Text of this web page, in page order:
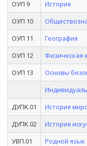
ОУП 9
История
ОУП 10
ОУП 11
География
ОУП 12
Физическая
ОУП 13
Основы
ДУПK.01
История
ДУПK.02
История
УВП.01
Родной язык